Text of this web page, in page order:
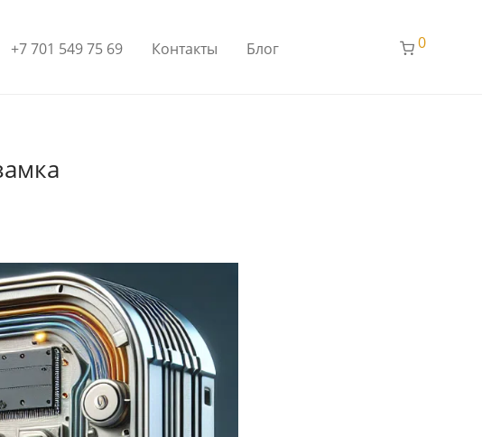
+7 701 549 75 69 Контакты Блог 0